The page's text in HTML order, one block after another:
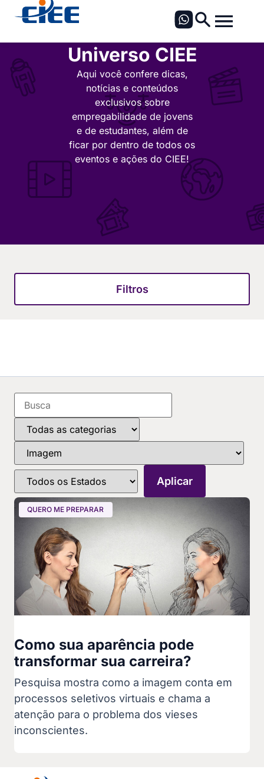
Universo CIEE
Aqui você confere dicas,
notícias e conteúdos
exclusivos sobre
empregabilidade de jovens
e de estudantes, além de
ficar por dentro de todos os
eventos e ações do CIEE!
Filtros
QUERO ME PREPARAR
Como sua aparência pode
transformar sua carreira?
Pesquisa mostra como a imagem conta em
processos seletivos virtuais e chama a
atenção para o problema dos vieses
inconscientes.